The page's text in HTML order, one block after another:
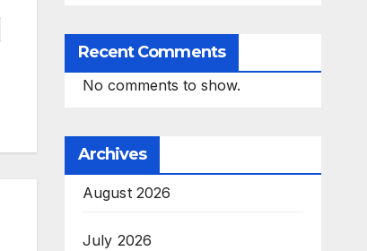
Recent Comments
No comments to show.
Archives
August 2026
July 2026